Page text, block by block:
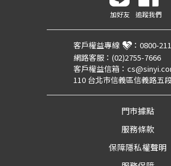
加好友 追蹤我們
客戶權益專線 ： 0800-
網路客服： (02)2755-7666
客戶權益信箱：
110 台北市信義區信義路五
門市據點
服務條款
保障隱私權聲明